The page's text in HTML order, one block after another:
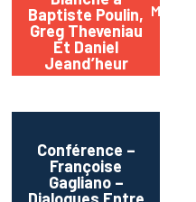
Baptiste Poulin,
Greg Theveniau
Et Daniel
Jeand’heur
Mâcon
Conférence –
Françoise
Gagliano –